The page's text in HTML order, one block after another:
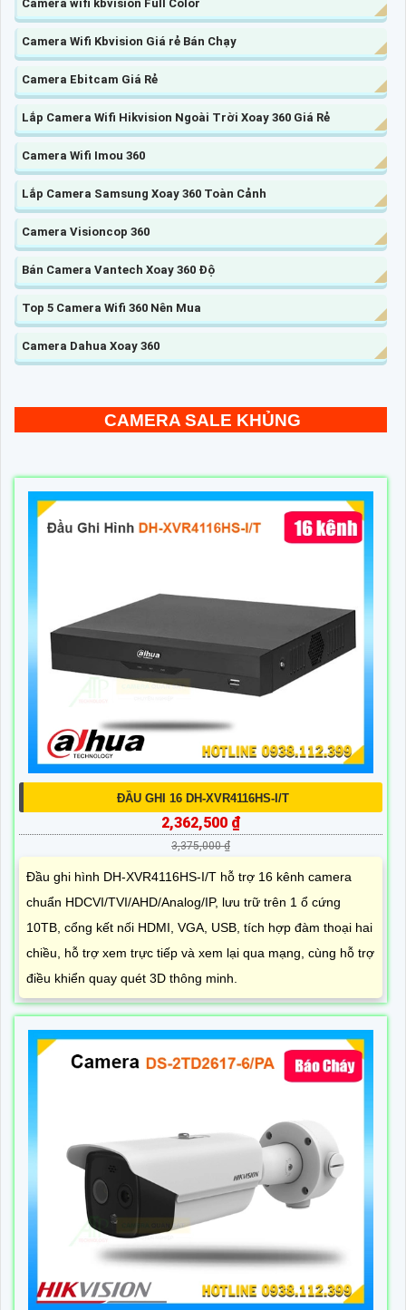
Camera wifi kbvision Full Color
Camera Wifi Kbvision Giá rẻ Bán Chạy
Camera Ebitcam Giá Rẻ
Lắp Camera Wifi Hikvision Ngoài Trời Xoay 360 Giá Rẻ
Camera Wifi Imou 360
Lắp Camera Samsung Xoay 360 Toàn Cảnh
Camera Visioncop 360
Bán Camera Vantech Xoay 360 Độ
Top 5 Camera Wifi 360 Nên Mua
Camera Dahua Xoay 360
CAMERA SALE KHỦNG
ĐẦU GHI 16 DH-XVR4116HS-I/T
2,362,500 ₫
3,375,000 ₫
Đầu ghi hình DH-XVR4116HS-I/T hỗ trợ 16 kênh camera
chuẩn HDCVI/TVI/AHD/Analog/IP, lưu trữ trên 1 ổ cứng
10TB, cổng kết nối HDMI, VGA, USB, tích hợp đàm thoại hai
chiều, hỗ trợ xem trực tiếp và xem lại qua mạng, cùng hỗ trợ
điều khiển quay quét 3D thông minh.